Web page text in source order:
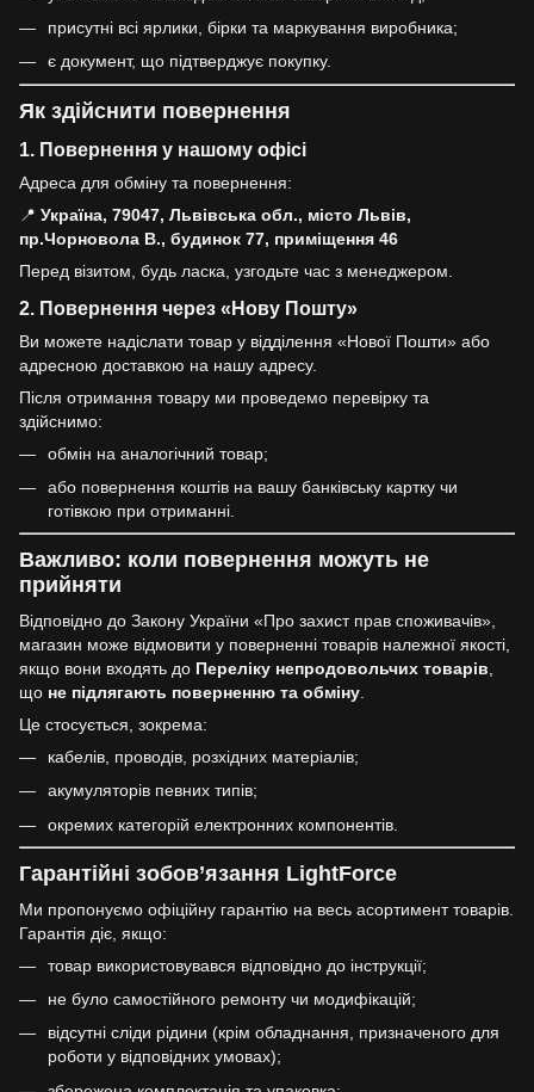
присутні всі ярлики, бірки та маркування виробника;
є документ, що підтверджує покупку.
Як здійснити повернення
1. Повернення у нашому офісі
Адреса для обміну та повернення:
📍 Україна, 79047, Львівська обл., місто Львів,
пр.Чорновола В., будинок 77, приміщення 46
Перед візитом, будь ласка, узгодьте час з менеджером.
2. Повернення через «Нову Пошту»
Ви можете надіслати товар у відділення «Нової Пошти» або
адресною доставкою на нашу адресу.
Після отримання товару ми проведемо перевірку та
здійснимо:
обмін на аналогічний товар;
або повернення коштів на вашу банківську картку чи
готівкою при отриманні.
Важливо: коли повернення можуть не
прийняти
Відповідно до Закону України «Про захист прав споживачів»,
магазин може відмовити у поверненні товарів належної якості,
якщо вони входять до Переліку непродовольчих товарів
що не підлягають поверненню та обміну
Це стосується, зокрема:
кабелів, проводів, розхідних матеріалів;
акумуляторів певних типів;
окремих категорій електронних компонентів.
Гарантійні зобов’язання LightForce
Ми пропонуємо офіційну гарантію на весь асортимент товарів.
Гарантія діє, якщо:
товар використовувався відповідно до інструкції;
не було самостійного ремонту чи модифікацій;
відсутні сліди рідини (крім обладнання, призначеного для
роботи у відповідних умовах);